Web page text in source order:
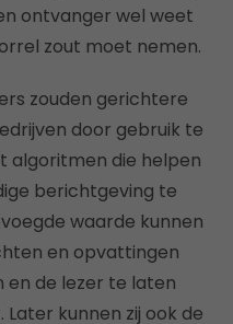
ontvanger wel weet
zout moet nemen.
zouden gerichtere
door gebruik te
algoritmen die helpen
berichtgeving te
waarde kunnen
en opvattingen
de lezer te laten
kunnen zij ook de